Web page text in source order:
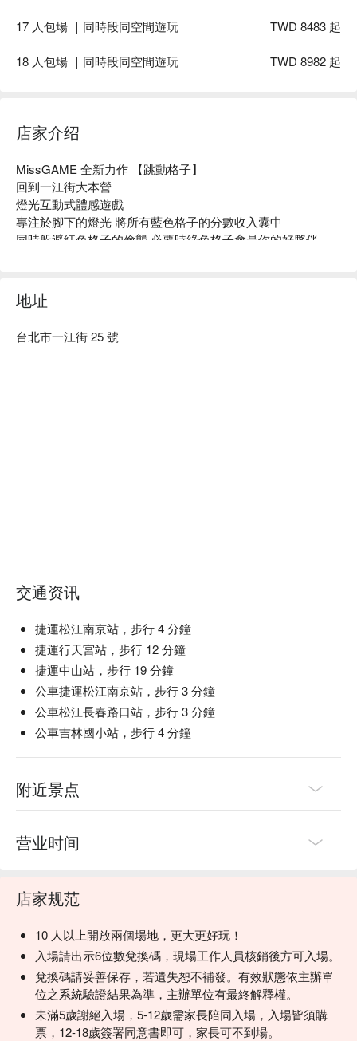
17 人包場 ｜同時段同空間遊玩 TWD 8483 起
18 人包場 ｜同時段同空間遊玩 TWD 8982 起
店家介绍
MissGAME 全新力作 【跳動格子】
回到一江街大本營
燈光互動式體感遊戲
專注於腳下的燈光 將所有藍色格子的分數收入囊中
同時躲避紅色格子的偷襲 必要時綠色格子會是你的好夥伴
地址
台北市一江街 25 號
交通资讯
捷運松江南京站，步行 4 分鐘
捷運行天宮站，步行 12 分鐘
捷運中山站，步行 19 分鐘
公車捷運松江南京站，步行 3 分鐘
公車松江長春路口站，步行 3 分鐘
公車吉林國小站，步行 4 分鐘
附近景点
营业时间
店家规范
10 人以上開放兩個場地，更大更好玩！
入場請出示6位數兌換碼，現場工作人員核銷後方可入場。
兌換碼請妥善保存，若遺失恕不補發。有效狀態依主辦單
位之系統驗證結果為準，主辦單位有最終解釋權。
未滿5歲謝絕入場，5-12歲需家長陪同入場，入場皆須購
票，12-18歲簽署同意書即可，家長可不到場。